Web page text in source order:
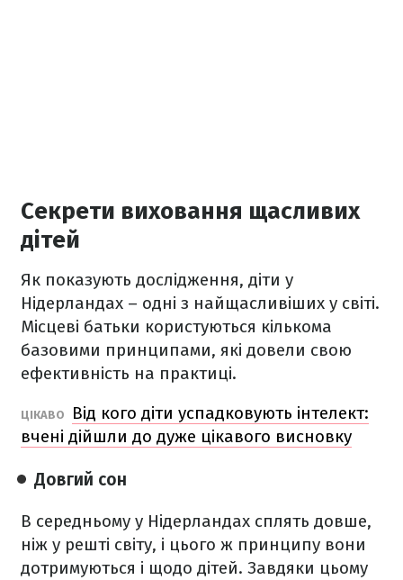
Секрети виховання щасливих
дітей
Як показують дослідження, діти у
Нідерландах – одні з найщасливіших у світі.
Місцеві батьки користуються кількома
базовими принципами, які довели свою
ефективність на практиці.
ЦІКАВО
Від кого діти успадковують інтелект:
вчені дійшли до дуже цікавого висновку
Довгий сон
В середньому у Нідерландах сплять довше,
ніж у решті світу, і цього ж принципу вони
дотримуються і щодо дітей. Завдяки цьому